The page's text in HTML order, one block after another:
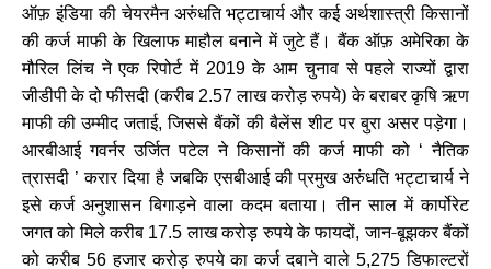
ऑफ़ इंडिया की चेयरमैन अरुंधति भट्टाचार्य और कई अर्थशास्त्री किसानों
की कर्ज माफी के खिलाफ माहौल बनाने में जुटे हैं। बैंक ऑफ़ अमेरिका के
मौरिल लिंच ने एक रिपोर्ट में 2019के आम चुनाव से पहले राज्यों द्वारा
जीडीपी के दो फीसदी (करीब 2.57लाख करोड़ रुपये) के बराबर कृषि ऋण
माफी की उम्मीद जताई,जिससे बैंकों की बैलेंस शीट पर बुरा असर पड़ेगा।
आरबीआई गवर्नर उर्जित पटेल ने किसानों की कर्ज माफी को ‘नैतिक
त्रासदी ’करार दिया है जबकि एसबीआई की प्रमुख अरुंधति भट्टाचार्य ने
इसे कर्ज अनुशासन बिगाड़ने वाला कदम बताया। तीन साल में कार्पोरेट
जगत को मिले करीब 17.5 लाख करोड़ रुपये के फायदों,जान-बूझकर बैंकों
को करीब 56हजार करोड़ रुपये का कर्ज दबाने वाले5,275 डिफाल्टरों